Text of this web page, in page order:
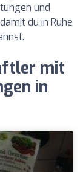
und
du in Ruhe
mit
in